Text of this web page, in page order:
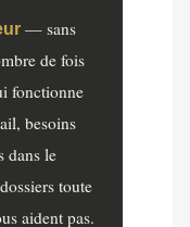
— sans
de fois
fonctionne
besoins
dans le
toute
aident pas.